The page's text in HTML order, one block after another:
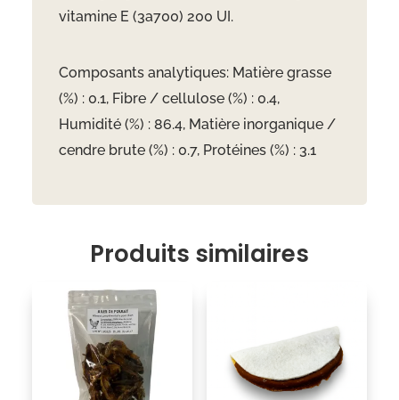
vitamine E (3a700) 200 UI.
Composants analytiques: Matière grasse
(%) : 0.1, Fibre / cellulose (%) : 0.4,
Humidité (%) : 86.4, Matière inorganique /
cendre brute (%) : 0.7, Protéines (%) : 3.1
Produits similaires